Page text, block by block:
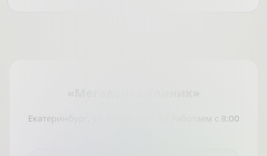
Екатеринбург, ул. Кузнечная, 83 Работаем с 8:00